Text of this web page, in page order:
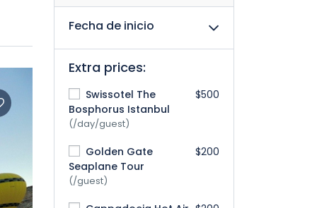
Fecha de inicio
Extra prices:
Swissotel The
Bosphorus Istanbul
(/day/guest)
$500
Golden Gate
Seaplane Tour
(/guest)
$200